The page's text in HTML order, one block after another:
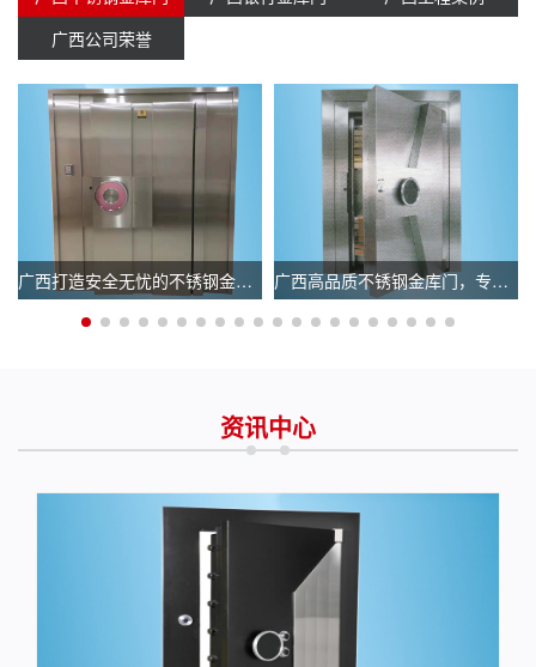
广西公司荣誉
广西打造安全无忧的不锈钢金库门，选择专业生产厂家 广西高品质不锈钢金库门，专业厂家电话立即咨询！
广西银行金库门锁 广西银行金库门价格_银行金库门报价
资讯中心